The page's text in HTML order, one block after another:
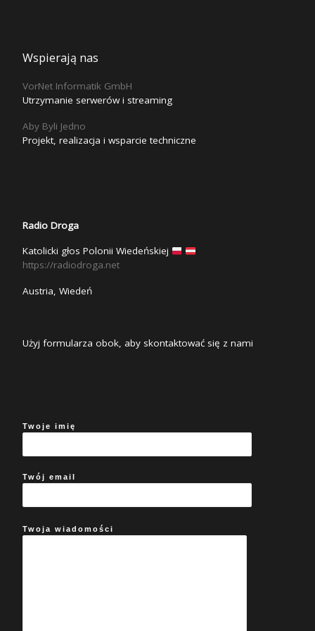
Wspierają nas
VorNet Informatik GmbH
Utrzymanie serwerów i streaming
Aby Byli Jedno
Projekt, realizacja i wsparcie techniczne
Radio Droga
Katolicki głos Polonii Wiedeńskiej
https://radiodroga.net
Austria, Wiedeń
Użyj formularza obok, aby skontaktować się z nami
Twoje imię
Twój email
Twoja wiadomości